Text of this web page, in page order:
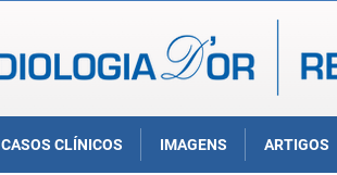
CASOS CLÍNICOS IMAGENS ARTIGOS